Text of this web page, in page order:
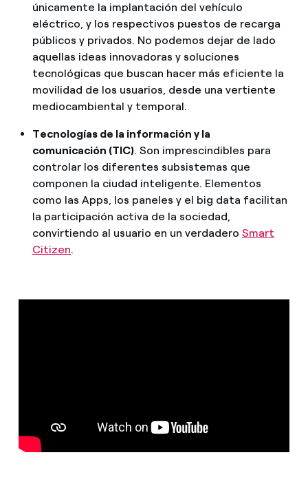
únicamente la implantación del vehículo
eléctrico, y los respectivos puestos de recarga
públicos y privados. No podemos dejar de lado
aquellas ideas innovadoras y soluciones
tecnológicas que buscan hacer más eficiente la
movilidad de los usuarios, desde una vertiente
mediocambiental y temporal.
Tecnologías de la información y la
comunicación (TIC). Son imprescindibles para
controlar los diferentes subsistemas que
componen la ciudad inteligente. Elementos
como las Apps, los paneles y el big data facilitan
la participación activa de la sociedad,
convirtiendo al usuario en un verdadero Smart
Citizen.